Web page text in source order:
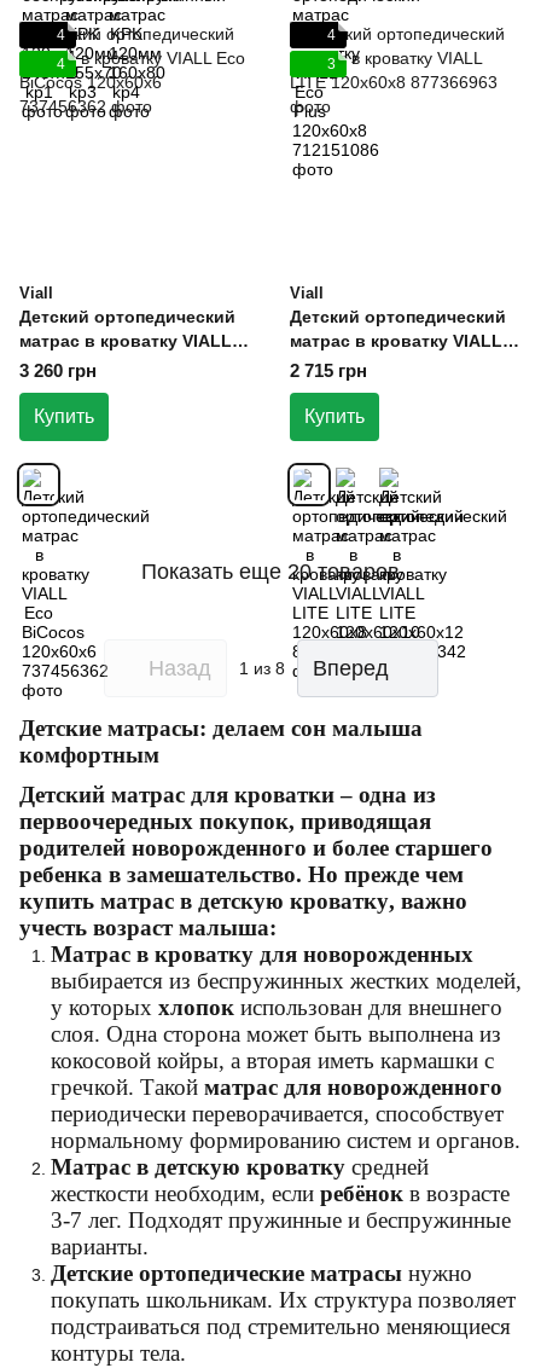
4
4
Viall
Детский ортопедический
матрас в кроватку VIALL
Eco BiCocos 120х60х6
3 260 грн
Купить
4
3
Viall
Детский ортопедический
матрас в кроватку VIALL
LITE 120х60х8
2 715 грн
Купить
Показать еще 20 товаров
Назад 1 из 8 Вперед
Детские матрасы: делаем сон малыша
комфортным
Детский матрас для кроватки– одна из
первоочередных покупок, приводящая
родителей новорожденного и более старшего
ребенка в замешательство. Но прежде чем
купить матрас в детскую кроватку, важно
учесть возраст малыша:
Матрас в кроватку для новорожденных
выбирается из беспружинных жестких моделей,
у которых хлопок использован для внешнего
слоя. Одна сторона может быть выполнена из
кокосовой койры, а вторая иметь кармашки с
гречкой. Такой матрас для новорожденного
периодически переворачивается, способствует
нормальному формированию систем и органов.
Матрас в детскую кроватку средней
жесткости необходим, если ребёнок в возрасте
3-7 лег. Подходят пружинные и беспружинные
варианты.
Детские ортопедические матрасы нужно
покупать школьникам. Их структура позволяет
подстраиваться под стремительно меняющиеся
контуры тела.